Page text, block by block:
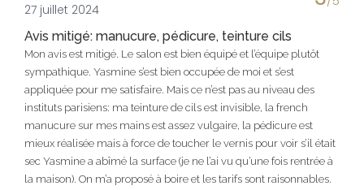
27 juillet 2024
Avis mitigé: manucure, pédicure, teinture cils
Mon avis est mitigé. Le salon est bien équipé et l’équipe plutôt
sympathique. Yasmine s’est bien occupée de moi et s’est
appliquée pour me satisfaire. Mais ce n’est pas au niveau des
instituts parisiens: ma teinture de cils est invisible, la french
manucure sur mes mains est assez vulgaire, la pédicure est
mieux réalisée mais à force de toucher le vernis pour voir s’il était
sec Yasmine a abîmé la surface (je ne l’ai vu qu’une fois rentrée à
la maison). On m’a proposé à boire et les tarifs sont raisonnables.